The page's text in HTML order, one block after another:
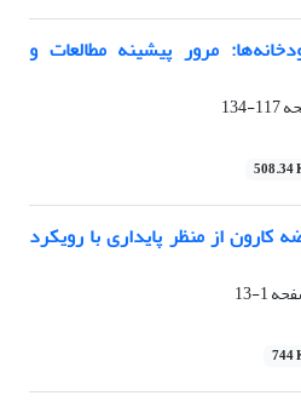
مرور پیشینه مطالعات و
117-134
508.34
از منظر پایداری با رویکرد
1-13
744